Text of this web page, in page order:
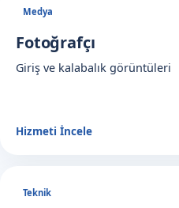
Medya
Fotoğrafçı
Giriş ve kalabalık görüntüleri
Hizmeti İncele
Teknik